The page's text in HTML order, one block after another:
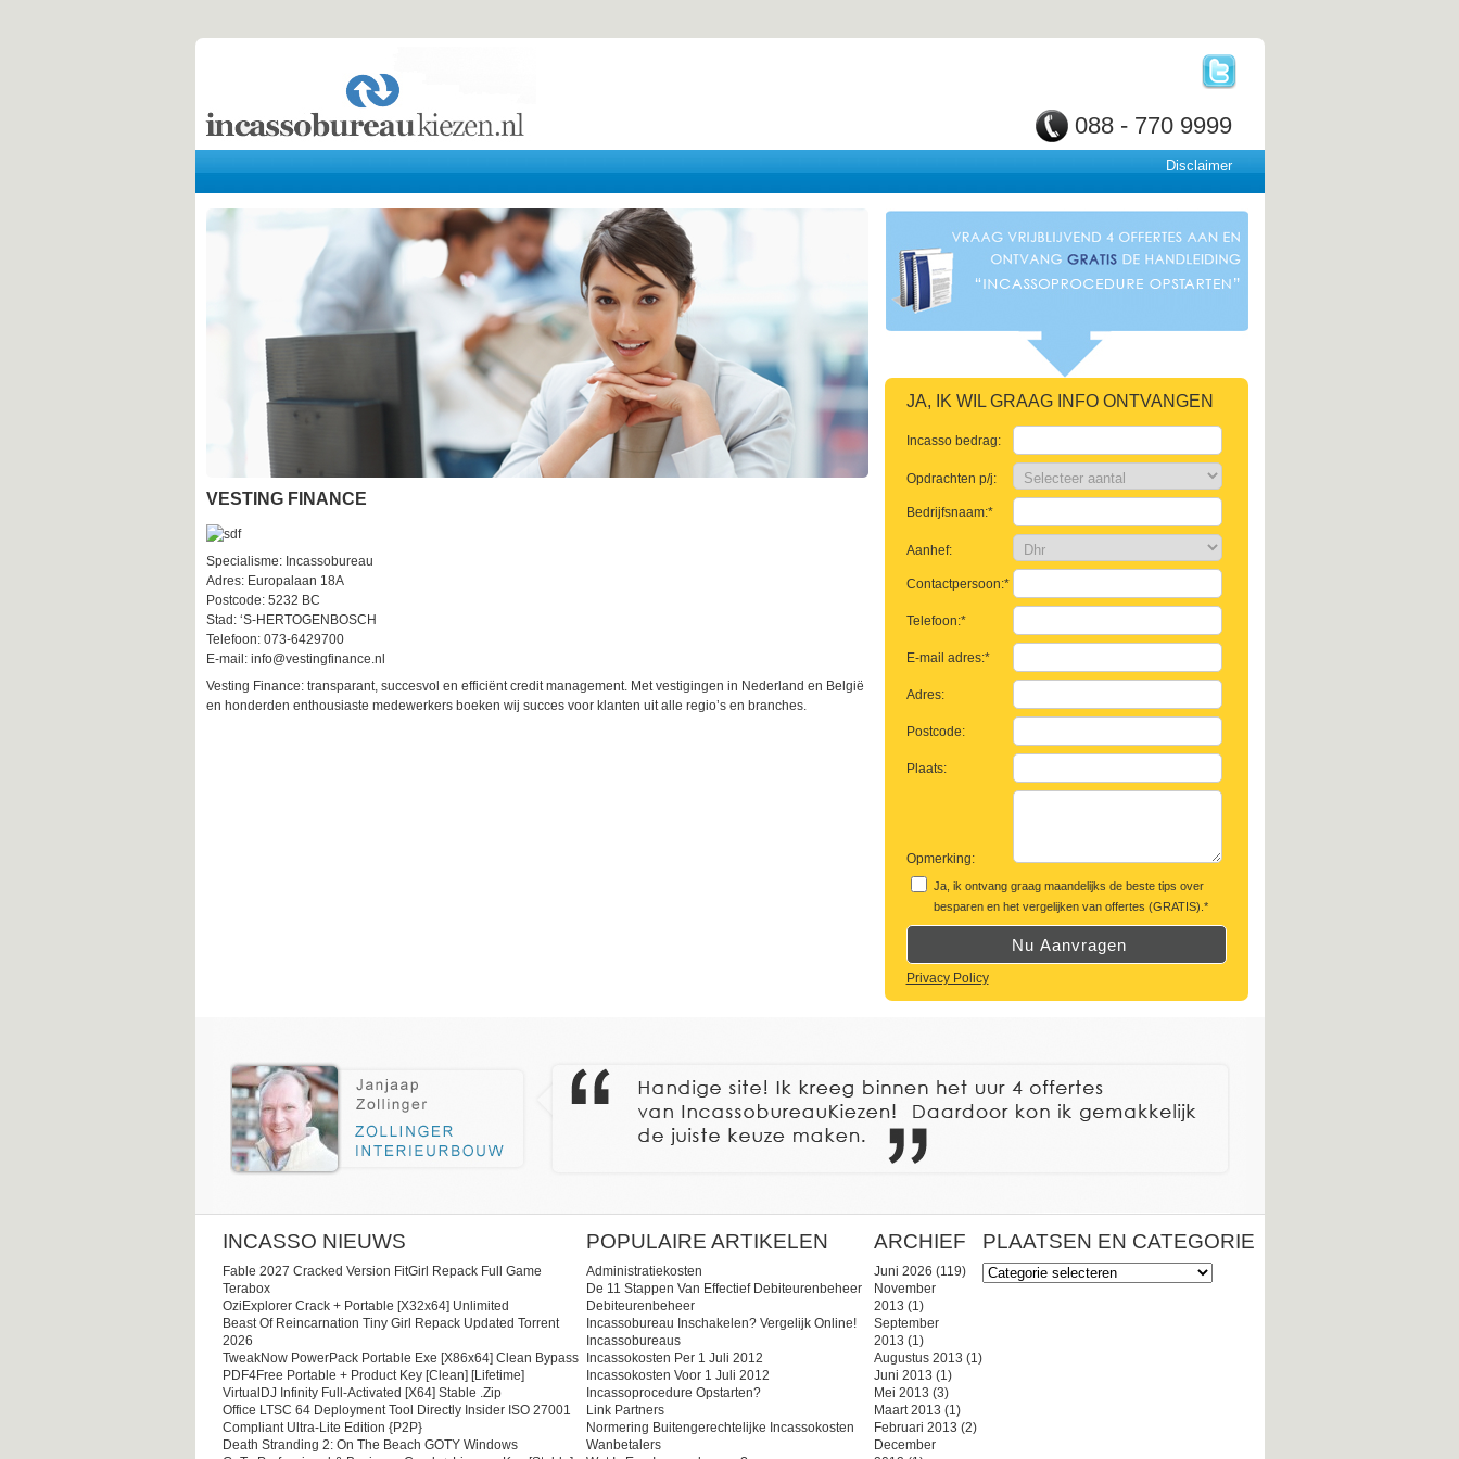
088 - 770 9999
Disclaimer
VESTING FINANCE
Specialisme: Incassobureau
Adres: Europalaan 18A
Postcode: 5232 BC
Stad: ‘S-HERTOGENBOSCH
Telefoon: 073-6429700
E-mail: info@vestingfinance.nl
Vesting Finance: transparant, succesvol en efficiënt credit management. Met vestigingen in Nederland en België
en honderden enthousiaste medewerkers boeken wij succes voor klanten uit alle regio’s en branches.
JA, IK WIL GRAAG INFO ONTVANGEN
Incasso bedrag:
Opdrachten p/j:
Bedrijfsnaam:*
Aanhef:
Contactpersoon:*
Telefoon:*
E-mail adres:*
Adres:
Postcode:
Plaats:
Opmerking:
Ja, ik ontvang graag maandelijks de beste tips over
besparen en het vergelijken van offertes (GRATIS).*
Privacy Policy
INCASSO NIEUWS
Fable 2027 Cracked Version FitGirl Repack Full Game
Terabox
OziExplorer Crack + Portable [x32x64] Unlimited
Beast Of Reincarnation Tiny Girl Repack Updated Torrent
2026
TweakNow PowerPack Portable Exe [x86x64] Clean Bypass
PDF4Free Portable + Product Key [Clean] [Lifetime]
VirtualDJ Infinity Full-Activated [x64] Stable .zip
Office LTSC 64 Deployment Tool Directly Insider ISO 27001
Compliant Ultra-Lite Edition {P2P}
Death Stranding 2: On The Beach GOTY Windows
POPULAIRE ARTIKELEN
Administratiekosten
De 11 Stappen Van Effectief Debiteurenbeheer
Debiteurenbeheer
Incassobureau Inschakelen? Vergelijk Online!
Incassobureaus
Incassokosten Per 1 Juli 2012
Incassokosten Voor 1 Juli 2012
Incassoprocedure Opstarten?
Link Partners
Normering Buitengerechtelijke Incassokosten
Wanbetalers
ARCHIEF
Juni 2026 (119)
November
2013 (1)
September
2013 (1)
Augustus 2013 (1)
Juni 2013 (1)
Mei 2013 (3)
Maart 2013 (1)
Februari 2013 (2)
December
PLAATSEN EN CATEGORIE
Plaatsen
en